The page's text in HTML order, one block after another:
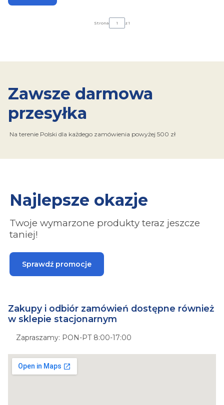
Strona z 1
Zawsze darmowa
przesyłka
Na terenie Polski dla każdego zamówienia powyżej 500 zł
Najlepsze okazje
Twoje wymarzone produkty teraz jeszcze
taniej!
Sprawdź promocje
Zakupy i odbiór zamówień dostępne również
w sklepie stacjonarnym
Zapraszamy: PON-PT 8:00-17:00